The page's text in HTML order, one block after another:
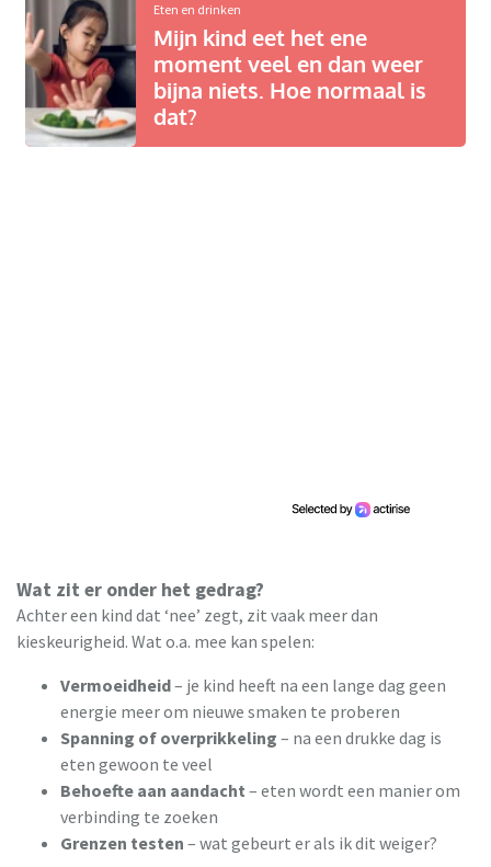
Eten en drinken
Mijn kind eet het ene
moment veel en dan weer
bijna niets. Hoe normaal is
dat?
Wat zit er onder het gedrag?
Achter een kind dat ‘nee’ zegt, zit vaak meer dan
kieskeurigheid. Wat o.a. mee kan spelen:
Vermoeidheid– je kind heeft na een lange dag geen
energie meer om nieuwe smaken te proberen
Spanning of overprikkeling – na een drukke dag is
eten gewoon te veel
Behoefte aan aandacht – eten wordt een manier om
verbinding te zoeken
Grenzen testen – wat gebeurt er als ik dit weiger?